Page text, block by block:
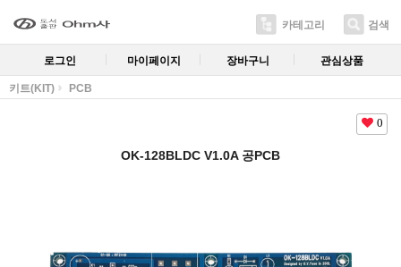
카테고리 검색
로그인 마이페이지 장바구니 관심상품
키트(KIT) PCB
0
OK-128BLDC V1.0A 공PCB